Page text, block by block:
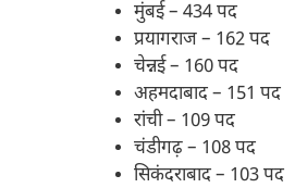
मुंबई – 434 पद
प्रयागराज – 162 पद
चेन्नई – 160 पद
अहमदाबाद – 151 पद
रांची – 109 पद
चंडीगढ़ – 108 पद
सिकंदराबाद – 103 पद